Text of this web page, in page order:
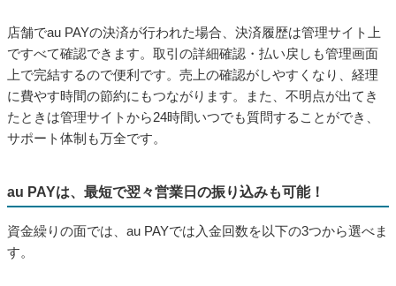
店舗でau PAYの決済が行われた場合、決済履歴は管理サイト上
ですべて確認できます。取引の詳細確認・払い戻しも管理画面
上で完結するので便利です。売上の確認がしやすくなり、経理
に費やす時間の節約にもつながります。また、不明点が出てき
たときは管理サイトから24時間いつでも質問することができ、
サポート体制も万全です。
au PAYは、最短で翌々営業日の振り込みも可能！
資金繰りの面では、au PAYでは入金回数を以下の3つから選べま
す。